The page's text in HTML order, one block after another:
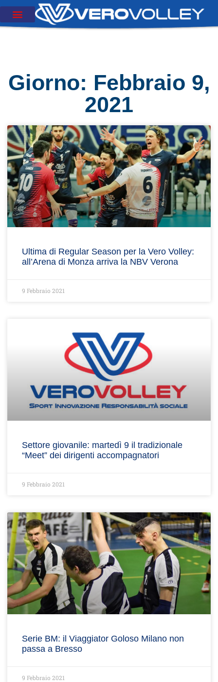
Giorno: Febbraio 9,
2021
Ultima di Regular Season per la Vero Volley:
all’Arena di Monza arriva la NBV Verona
9 Febbraio 2021
Settore giovanile: martedì 9 il tradizionale
“Meet” dei dirigenti accompagnatori
9 Febbraio 2021
Serie BM: il Viaggiator Goloso Milano non
passa a Bresso
9 Febbraio 2021